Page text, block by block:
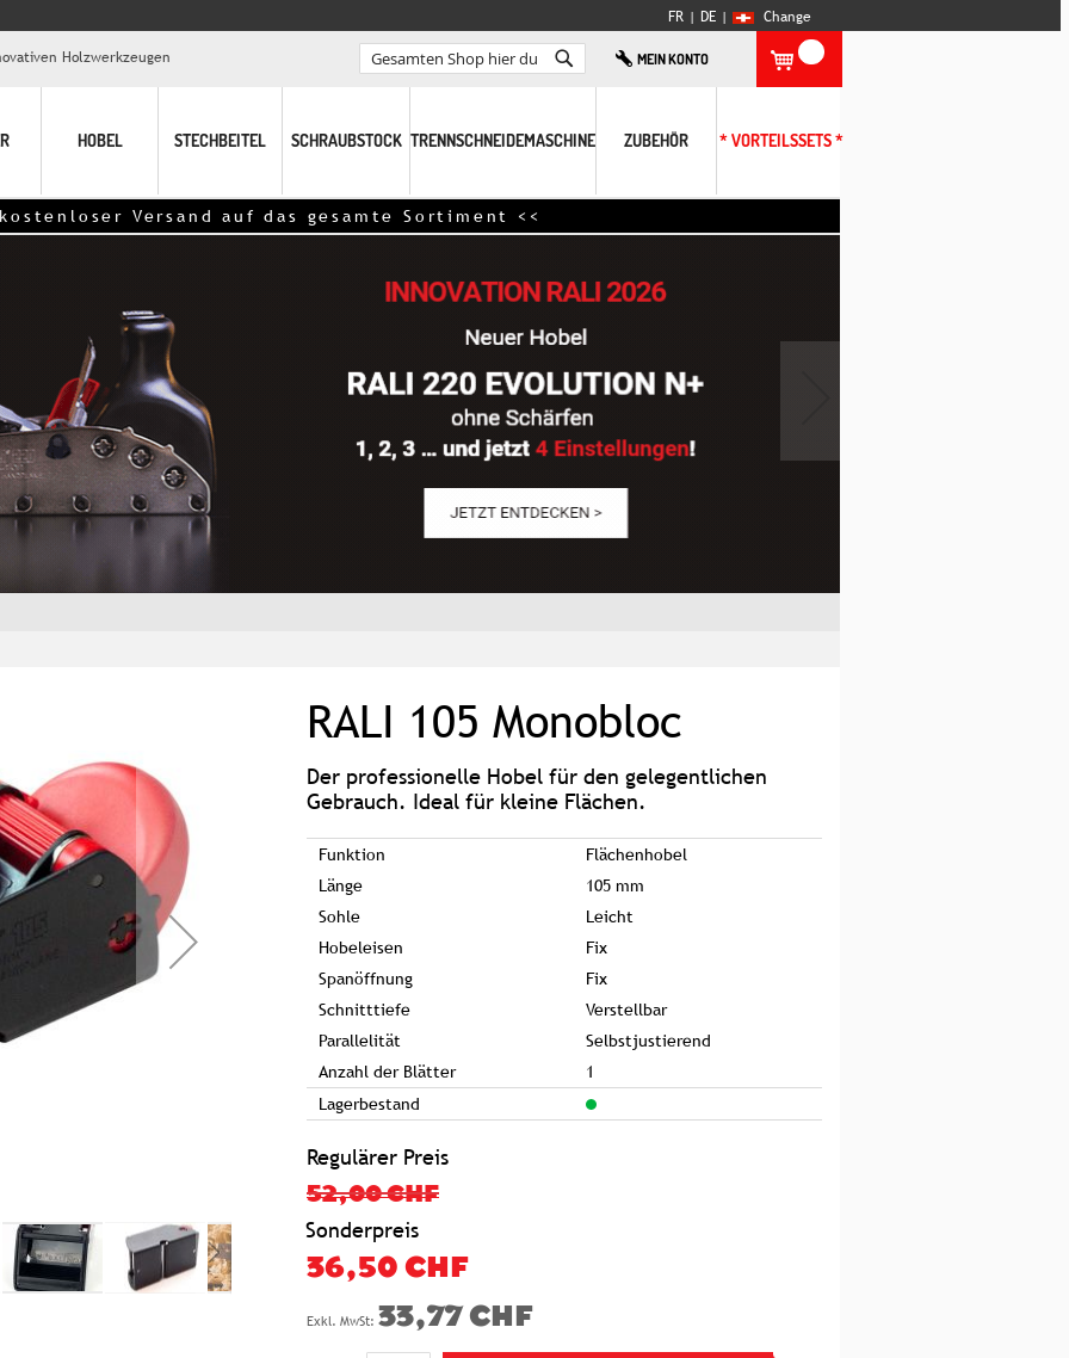
FR | DE | Change
Holzwerkzeugen
Search
MEIN KONTO
HOBEL STECHBEITEL SCHRAUBSTOCK TRENNSCHNEIDEMASCHINE ZUBEHÖR * VORTEILSSETS *
auf das gesamte Sortiment <<
RALI 105 Monobloc
Der professionelle Hobel für den gelegentlichen
Gebrauch. Ideal für kleine Flächen.
Funktion
Flächenhobel
Länge
105 mm
Sohle
Leicht
Hobeleisen
Fix
Spanöffnung
Fix
Schnitttiefe
Verstellbar
Parallelität
Selbstjustierend
Anzahl der Blätter
1
Lagerbestand
Regulärer Preis
52,00 CHF
Sonderpreis
36,50 CHF
33,77 CHF